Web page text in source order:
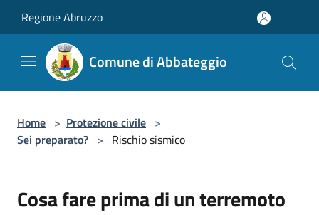
Regione Abruzzo
Comune di Abbateggio
Home > Protezione civile >
Sei preparato? > Rischio sismico
Cosa fare prima di un terremoto